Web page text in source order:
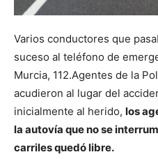
Varios conductores que
suceso al teléfono de
Murcia, 112.Agentes de la
acudieron al lugar del
inicialmente al herido, los
la autovía que no se
carriles quedó libre.